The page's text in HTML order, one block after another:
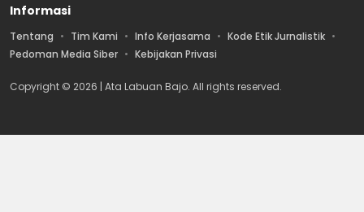
Informasi
Tentang Tim Kami Info Kerjasama
Kode Etik Jurnalistik
Pedoman Media Siber
Kebijakan Privasi
Copyright © 2026 | Ata Labuan Bajo. All rights reserved.